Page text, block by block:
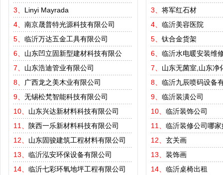
3、 Linyi Mayrada
4、 南京晟普特光源科技有限公司
5、 临沂万达五金工具有限公司
6、 山东凹立固新型建材科技有限公
7、 山东浩迪管业有限公司
8、
广西龙之美木业有限公司
9、 无锡松梵智能科技有限公司
10、 山东兴达新材料科技有限公司
11、
陕西一乐新材料科技有限公司
12、 山东固骏建筑工程材料有限公司
13、 临沂泓安环保设备有限公司
14、 临沂七彩环氧地坪工程有限公司
3、 将军红石材
4、 临沂美容医院
5、 钛合金货架
6、 临沂水电暖安装维
7、 山东无菌室,山东净
8、 临沂九辰喷码设备
9、 临沂装潢公司
10、 临沂装饰公司
11、 临沂装修公司哪家
12、 玄关画
13、 装饰画
14、 临沂桌椅出租